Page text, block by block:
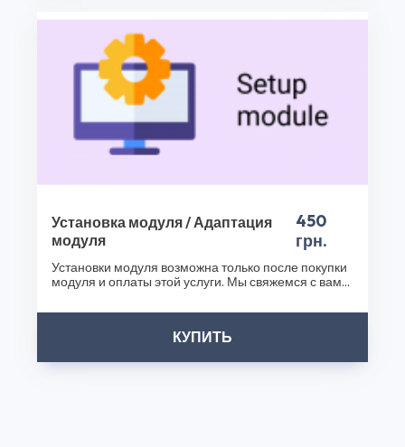
обогатить функциональность вашего интернет-
магазина с помощью Рекомендуемые Плюс Улучшает
Стандартный Модуль «рекомендуемые» и других наших
продуктов. Посетите наш интернет-магазин плагинов
уже сегодня и сделайте ваш бизнес еще успешнее!
Спасибо, что выбрали CS50!
Установка модуля / Адаптация
модуля
450
грн.
Установки модуля возможна только после покупки
модуля и оплаты этой услуги. Мы свяжемся с вами
КУПИТЬ